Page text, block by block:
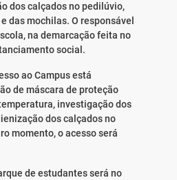
dos calçados no pedilúvio,
das mochilas. O responsável
na demarcação feita no
social.
ao Campus está
de máscara de proteção
investigação dos
dos calçados no
momento, o acesso será
de estudantes será no